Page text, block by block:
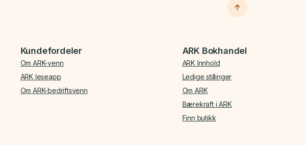
Kundefordeler
Om ARK-venn
ARK leseapp
Om ARK-bedriftsvenn
ARK Bokhandel
ARK Innhold
Ledige stillinger
Om ARK
Bærekraft i ARK
Finn butikk